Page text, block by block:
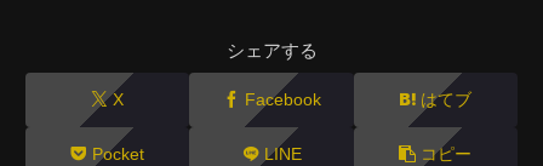
シェアする
X Facebook はてブ
Pocket LINE コピー